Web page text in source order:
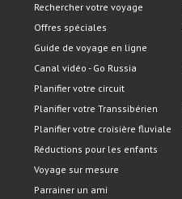
Rechercher votre voyage
Offres spéciales
Guide de voyage en ligne
Canal vidéo - Go Russia
Planifier votre circuit
Planifier votre Transsibérien
Planifier votre croisière fluviale
Réductions pour les enfants
Voyage sur mesure
Parrainer un ami